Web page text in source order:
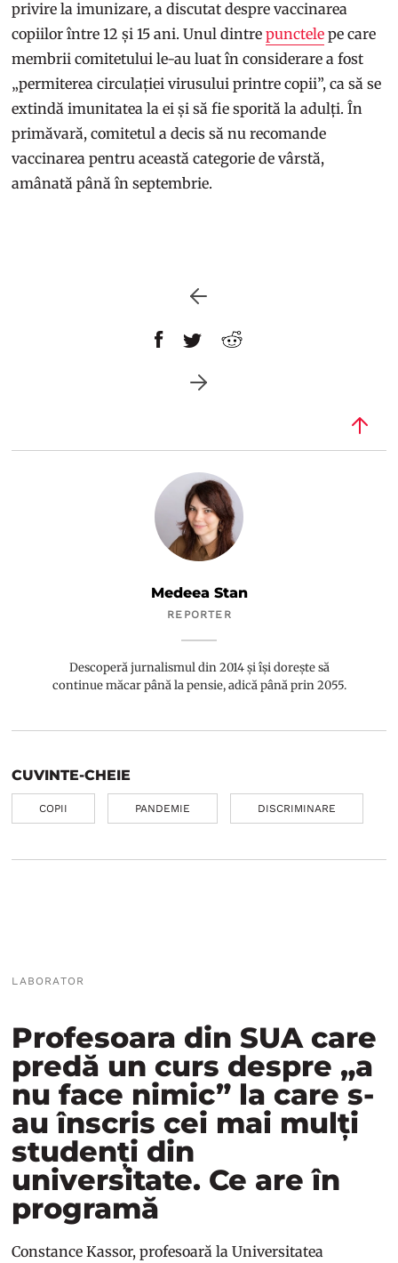
privire la imunizare, a discutat despre vaccinarea
copiilor între 12 și 15 ani. Unul dintrepunctele pe care
membrii comitetului le-au luat în considerare a fost
„permiterea circulației virusului printre copii”, ca să se
extindă imunitatea la ei și să fie sporită la adulți. În
primăvară, comitetul a decis să nu recomande
vaccinarea pentru această categorie de vârstă,
amânată până în septembrie.
Medeea Stan
REPORTER
Descoperă jurnalismul din 2014 și își dorește să
continue măcar până la pensie, adică până prin 2055.
CUVINTE-CHEIE
COPII PANDEMIE DISCRIMINARE
LABORATOR
Profesoara din SUA care
predă un curs despre „a
nu face nimic” la care s-
au înscris cei mai mulți
studenți din
universitate. Ce are în
programă
Constance Kassor, profesoară la Universitatea